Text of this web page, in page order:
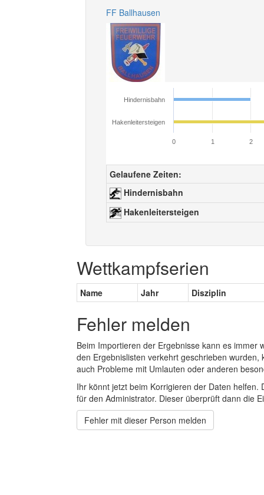
FF Ballhausen
Hindernisbahn
Hakenleitersteigen
0 1 2
Gelaufene Zeiten:
Hindernisbahn
Hakenleitersteigen
Wettkampfserien
Name Jahr Disziplin
Fehler melden
Beim Importieren der Ergebnisse kann es
den Ergebnislisten verkehrt geschrieben
auch Probleme mit Umlauten oder anderen
Ihr könnt jetzt beim Korrigieren der Daten
für den Administrator. Dieser überprüft dann die
Fehler mit dieser Person melden